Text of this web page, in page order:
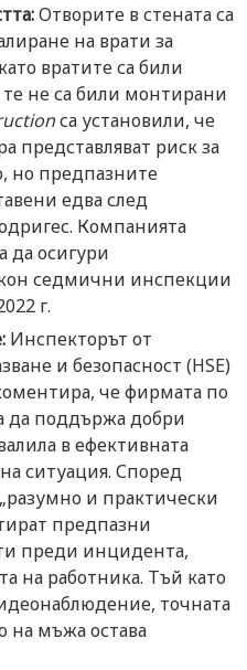
Отворите в стената са
на врати за
вратите са били
не са били монтирани
са установили, че
представляват риск за
но предпазните
едва след
Компанията
да осигури
седмични инспекции
г.
Инспекторът от
и безопасност (HSE)
че фирмата по
да поддържа добри
в ефективната
ситуация. Според
и практически
предпазни
преди инцидента,
на работника. Тъй като
точната
на мъжа остава